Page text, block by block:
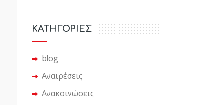
KΑΤΗΓΟΡΙΕΣ
blog
Αναιρέσεις
Ανακοινώσεις